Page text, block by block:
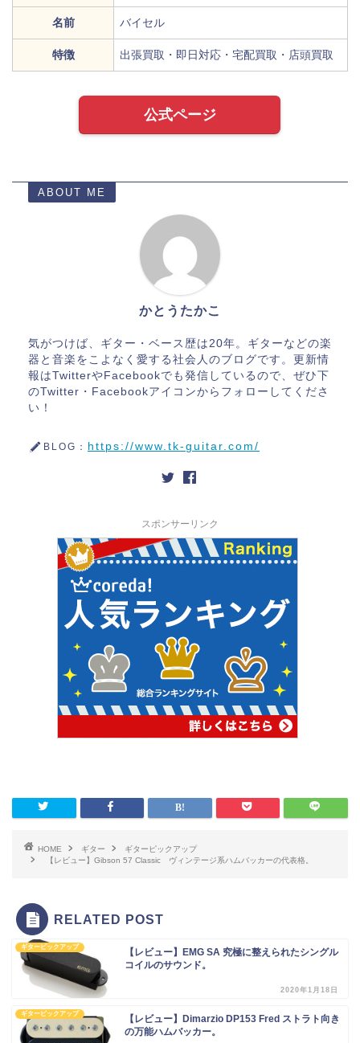
名前 バイセル
特徴 出張買取・即日対応・宅配買取・店頭買取
公式ページ
ABOUT ME
かとうたかこ
気がつけば、ギター・ベース歴は20年。ギターなどの楽
器と音楽をこよなく愛する社会人のブログです。更新情
報はTwitterやFacebookでも発信しているので、ぜひ下
のTwitter・Facebookアイコンからフォローしてくださ
い！
BLOG： https://www.tk-guitar.com/
スポンサーリンク
HOME ギター
ギターピックアップ
【レビュー】Gibson 57 Classic ヴィンテージ系ハムバッカーの代表格。
RELATED POST
ギターピックアップ
【レビュー】EMG SA 究極に整えられたシングル
コイルのサウンド。
2020年1月18日
ギターピックアップ
【レビュー】Dimarzio DP153 Fred ストラト向き
の万能ハムバッカー。